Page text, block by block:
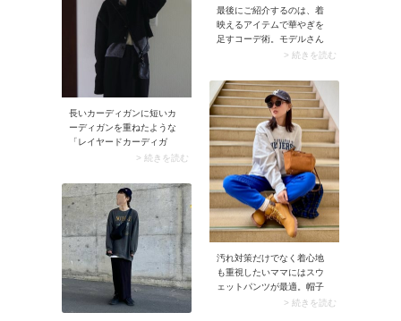
最後にご紹介するのは、着
映えるアイテムで華やぎを
足すコーデ術。モデルさん
が着ているようなボリュー
フレアスカートは、パーカ
ーを新鮮に見せあか抜けた
印象へとシフト。こんな風
に着映え力のある服を取り
入れるとカジュアルコーデ
も一気に華やぎ、互いの魅
力を引き立て合ってくれま
すよ。
> 続きを読む
長いカーディガンに短いカ
ーディガンを重ねたような
「レイヤードカーディガ
ン」もラインナップ。おし
な上に、ボタンの開閉具合
でコーデに変化がつけられ
ます。脱ぎ着もラクなの
で、簡単に鮮度の高い着こ
なしが楽しめますよ。
> 続きを読む
汚れ対策だけでなく着心地
も重視したいママにはスウ
ェットパンツが最適。帽子
やきれいめなバッグを合わ
> 続きを読む